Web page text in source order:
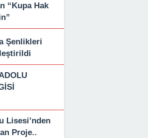
“Kupa Hak
Şenlikleri
Lisesi’nden
Proje..